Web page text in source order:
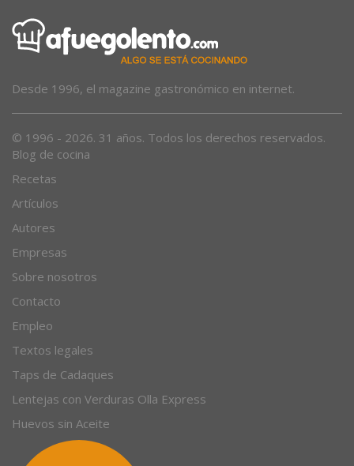
Desde 1996, el magazine gastronómico en internet.
© 1996 - 2026. 31 años. Todos los derechos reservados.
Blog de cocina
Recetas
Artículos
Autores
Empresas
Sobre nosotros
Contacto
Empleo
Textos legales
Taps de Cadaques
Lentejas con Verduras Olla Express
Huevos sin Aceite